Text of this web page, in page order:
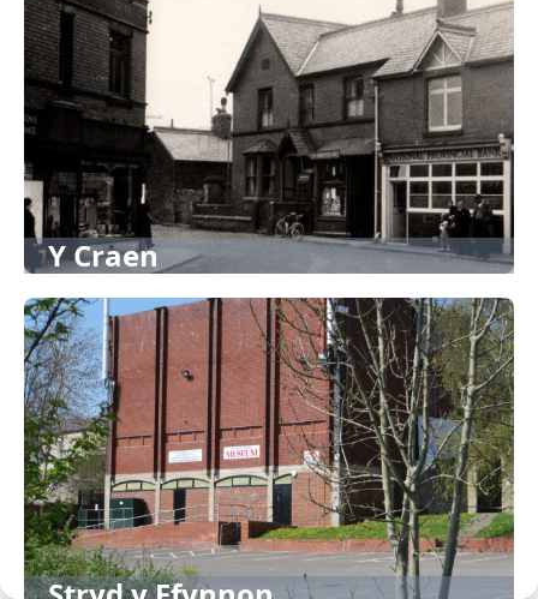
Y Craen